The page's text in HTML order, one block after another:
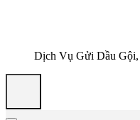
Dịch Vụ Gửi Dầu Gội,